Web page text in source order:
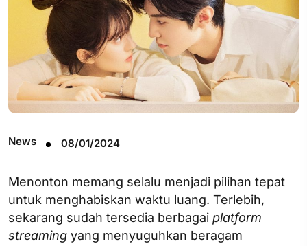
News 08/01/2024
Menonton memang selalu menjadi pilihan tepat
untuk menghabiskan waktu luang. Terlebih,
sekarang sudah tersedia berbagai platform
streaming yang menyuguhkan beragam